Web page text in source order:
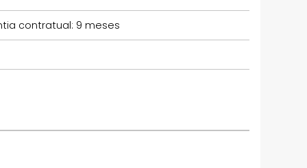
contratual: 9 meses